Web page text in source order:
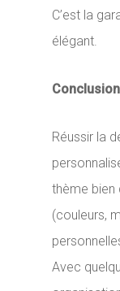
C’est la
élégant.
Conclusion
Réussir la
thème bien
(couleurs,
Avec